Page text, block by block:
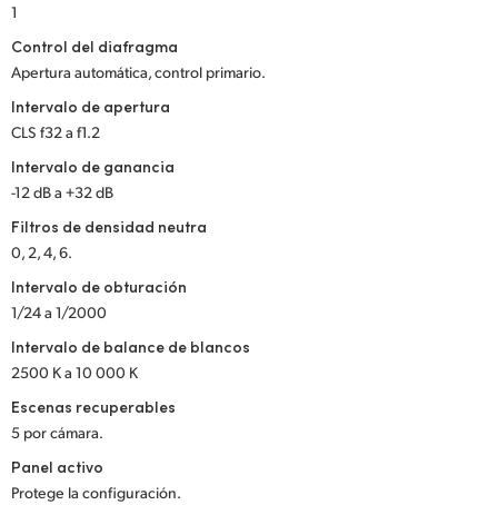
1
Control del diafragma
Apertura automática, control primario.
Intervalo de apertura
CLS f32 a f1.2
Intervalo de ganancia
-12 dB a +32 dB
Filtros de densidad neutra
0, 2, 4, 6.
Intervalo de obturación
1/24 a 1/2000
Intervalo de balance de blancos
2500 K a 10 000 K
Escenas recuperables
5 por cámara.
Panel activo
Protege la configuración.